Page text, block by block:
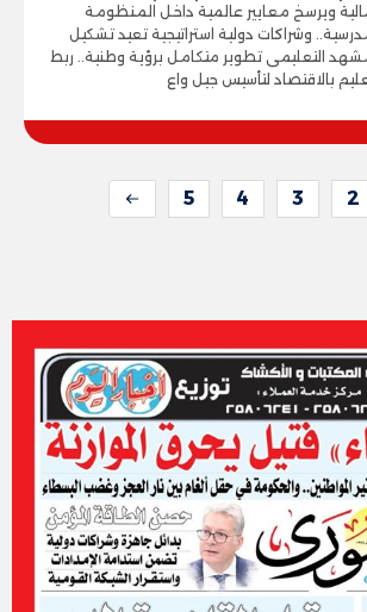
ويرسخ معايير عالمية داخل المنظومة
وشراكات دولية استراتيجية تعيد تشكيل
التعليمى تطوير متكامل برؤية وطنية.. ربط
بالاقتصاد لتأسيس جيل واع
2
3
4
5